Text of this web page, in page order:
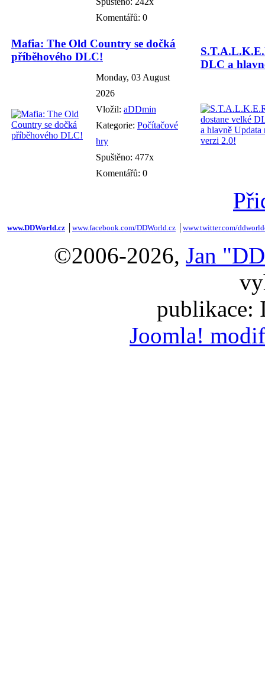
Komentářů: 0
Mafia: The Old Country se dočká
příběhového DLC!
Monday, 03 August
2026
Vložil: aDDmin
Kategorie: Počítačové
hry
Spuštěno: 477x
Komentářů: 0
DLC a
www.DDWorld.cz www.facebook.com/DDWorld.cz www.twitter.com/
©2006-2026, Jan
publikace:
Joomla!